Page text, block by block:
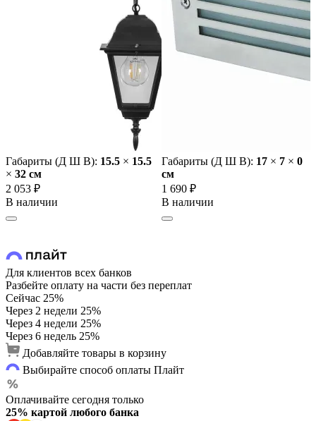
Габариты (Д Ш В): 15.5 × 15.5
× 32 cм
2 053 ₽
В наличии
Габариты (Д Ш В): 17 × 7 × 0
cм
1 690 ₽
В наличии
Для клиентов всех банков
Разбейте оплату на части без переплат
Сейчас 25%
Через 2 недели 25%
Через 4 недели 25%
Через 6 недель 25%
Добавляйте товары в корзину
Выбирайте способ оплаты Плайт
Оплачивайте сегодня только
25% картой любого банка